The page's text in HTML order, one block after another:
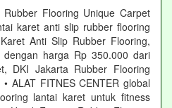
Flooring Unique Carpet
karet anti slip rubber flooring
Anti Slip Rubber Flooring,
harga Rp 350.000 dari
DKI Jakarta Rubber Flooring
ALAT FITNES CENTER global
lantai karet untuk fitness